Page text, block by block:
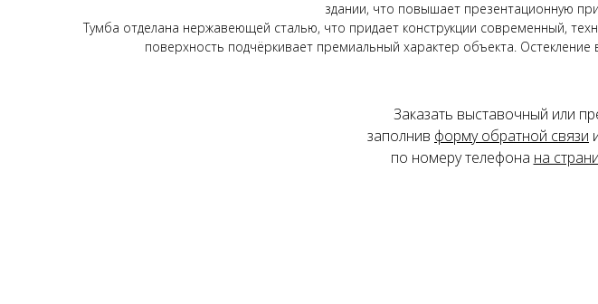
здании, что повышает презентационную
Тумба отделана нержавеющей сталью, что придает конструкции современный,
поверхность подчёркивает премиальный характер объекта.
Заказать выставочный или
заполнив форму обратной связи
по номеру телефона на